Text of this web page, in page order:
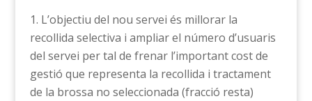
L’objectiu del nou servei és millorar la
recollida selectiva i ampliar el número d’usuaris
del servei per tal de frenar l’important cost de
gestió que representa la recollida i tractament
de la brossa no seleccionada (fracció resta)